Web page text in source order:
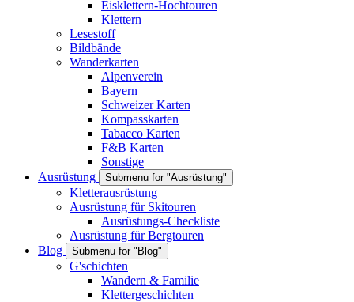
Eisklettern-Hochtouren
Klettern
Lesestoff
Bildbände
Wanderkarten
Alpenverein
Bayern
Schweizer Karten
Kompasskarten
Tabacco Karten
F&B Karten
Sonstige
Ausrüstung
Submenu for "Ausrüstung"
Kletterausrüstung
Ausrüstung für Skitouren
Ausrüstungs-Checkliste
Ausrüstung für Bergtouren
Blog
Submenu for "Blog"
G'schichten
Wandern & Familie
Klettergeschichten